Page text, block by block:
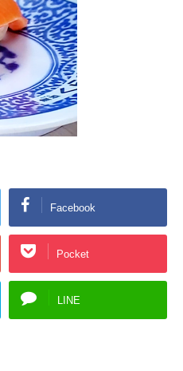
Facebook
Pocket
LINE